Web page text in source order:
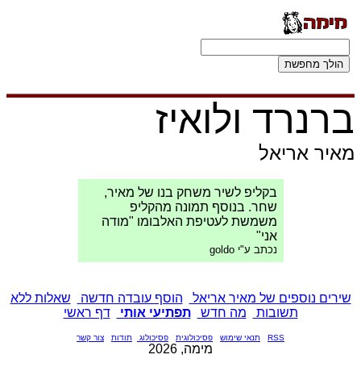
ברנרד ולואיז
מאיר אריאל
בקליפ לשיר משחק בנו של מאיר,
שחר. בנוסף תמונה מהקליפ
משמשת לעטיפת האלבומו "מודה
אני"
נכתב ע"י goldo
שירים נוספים של מאיר אריאל הוסף עובדה חדשה
שאלות ללא
תשובות
מה חדש תפתיעי אותי דף ראשי
RSS תנאי שימוש פסיכולוגית פסיכולוג תודות צור קשר
מימה, 2026